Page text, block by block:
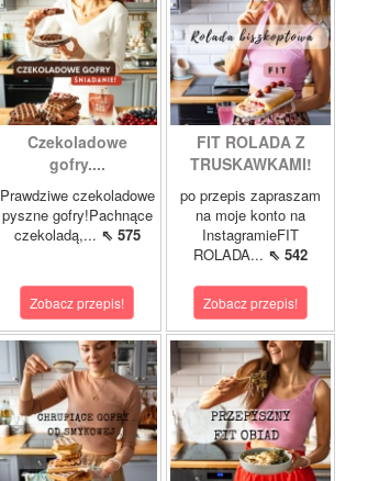
Czekoladowe
gofry....
Prawdziwe czekoladowe
pyszne gofry!Pachnące
czekoladą,... ⇖ 575
Zobacz przepis!
FIT ROLADA Z
TRUSKAWKAMI!
po przepis zapraszam
na moje konto na
InstagramieFIT
ROLADA... ⇖ 542
Zobacz przepis!